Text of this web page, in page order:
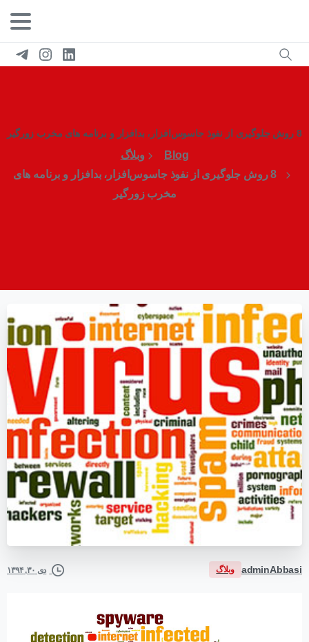
8 روش جلوگیری از نفوذ جاسوس‌افزار، بدافزار و برنامه‌ های مخرب زورگیر
Blog
وبلاگ
8 روش جلوگیری از نفوذ جاسوس‌افزار، بدافزار و برنامه‌ های
مخرب زورگیر
adminAbbasi وبلاگ دی ۳۰, ۱۳۹۴